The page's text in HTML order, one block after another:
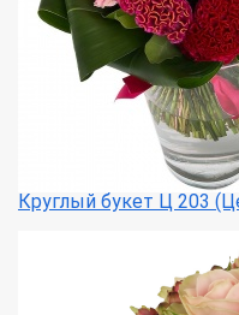
Круглый букет Ц 203